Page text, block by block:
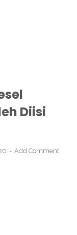
Diisi
Add Comment